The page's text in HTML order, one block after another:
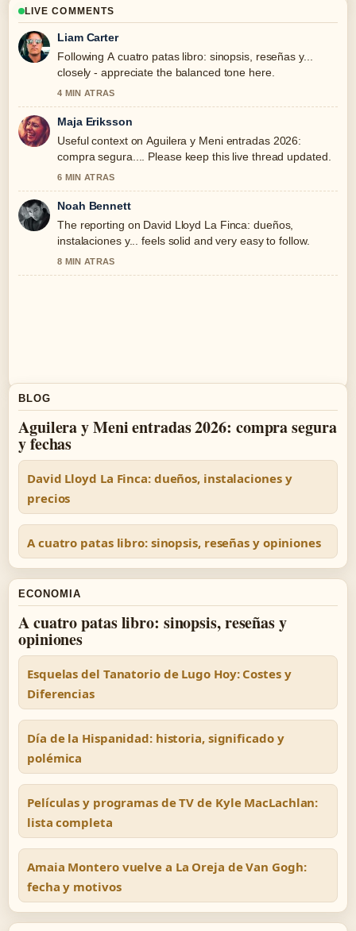
LIVE COMMENTS
Liam Carter
Following A cuatro patas libro: sinopsis, reseñas y...
closely - appreciate the balanced tone here.
4 MIN ATRAS
Maja Eriksson
Useful context on Aguilera y Meni entradas 2026:
compra segura.... Please keep this live thread updated.
6 MIN ATRAS
Noah Bennett
The reporting on David Lloyd La Finca: dueños,
instalaciones y... feels solid and very easy to follow.
8 MIN ATRAS
BLOG
Aguilera y Meni entradas 2026: compra segura
y fechas
David Lloyd La Finca: dueños, instalaciones y
precios
A cuatro patas libro: sinopsis, reseñas y opiniones
ECONOMIA
A cuatro patas libro: sinopsis, reseñas y
opiniones
Esquelas del Tanatorio de Lugo Hoy: Costes y
Diferencias
Día de la Hispanidad: historia, significado y
polémica
Películas y programas de TV de Kyle MacLachlan:
lista completa
Amaia Montero vuelve a La Oreja de Van Gogh:
fecha y motivos